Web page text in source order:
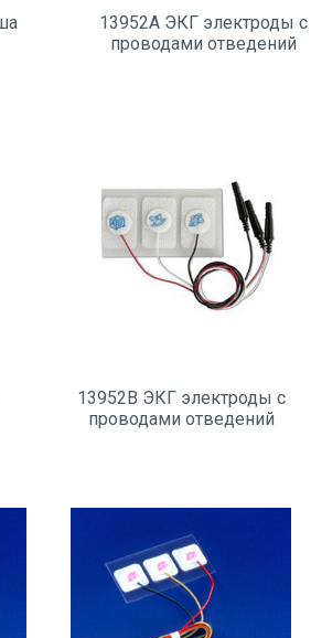
13952A ЭКГ электроды с
проводами отведений
13952B ЭКГ электроды с
проводами отведений